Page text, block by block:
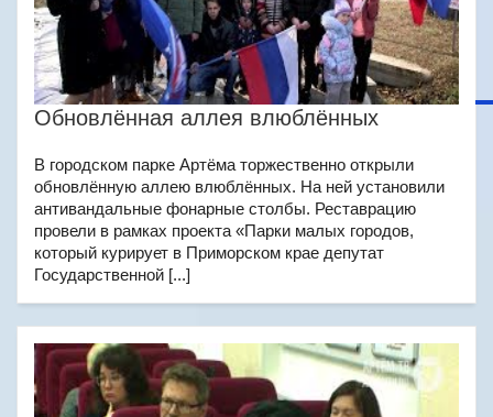
Обновлённая аллея влюблённых
В городском парке Артёма торжественно открыли
обновлённую аллею влюблённых. На ней установили
антивандальные фонарные столбы. Реставрацию
провели в рамках проекта «Парки малых городов,
который курирует в Приморском крае депутат
Государственной [...]